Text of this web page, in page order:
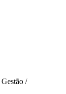
Gestão /